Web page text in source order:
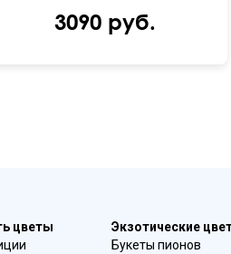
3090 руб.
цветы
Экзотические
Букеты пионов